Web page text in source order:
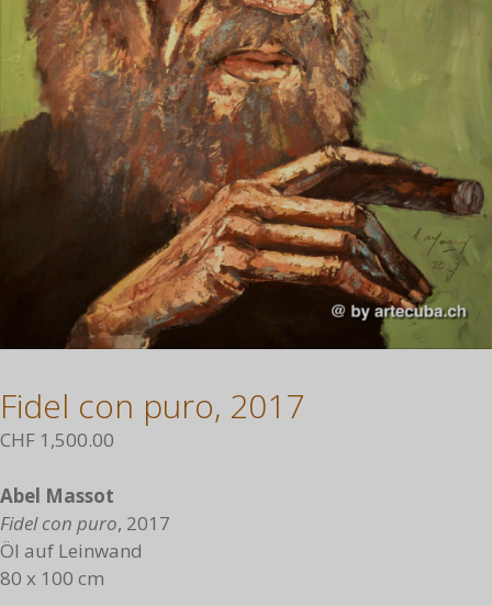
Fidel con puro, 2017
CHF 1,500.00
Abel Massot
Fidel con puro, 2017
Öl auf Leinwand
80 x 100 cm